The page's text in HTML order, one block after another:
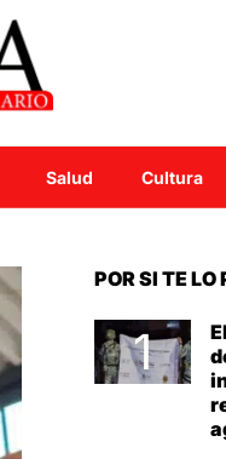
Salud Cultura
POR SI TE LO